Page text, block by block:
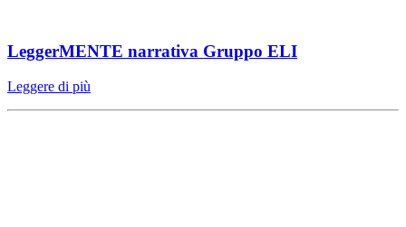
LeggerMENTE narrativa Gruppo ELI
Leggere di più